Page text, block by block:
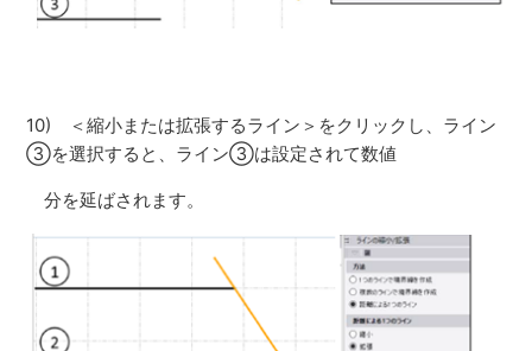
10) ＜縮小または拡張するライン＞をクリックし、ライン
③を選択すると、ライン③は設定されて数値
分を延ばされます。